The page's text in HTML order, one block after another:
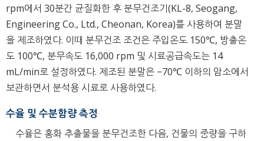
rpm에서 30분간 균질화한 후 분무건조기(KL-8, Seogang,
Engineering Co., Ltd., Cheonan, Korea)를 사용하여 분말
을 제조하였다. 이때 분무건조 조건은 주입온도 150℃, 방출온
도 100℃, 분무속도 16,000 rpm 및 시료공급속도는 14
mL/min로 설정하였다. 제조된 분말은 −70℃ 이하의 암소에서
보관하면서 분석용 시료로 사용하였다.
수율 및 수분함량 측정
수율은 홍화 추출물을 분무건조한 다음, 건물의 중량을 구하